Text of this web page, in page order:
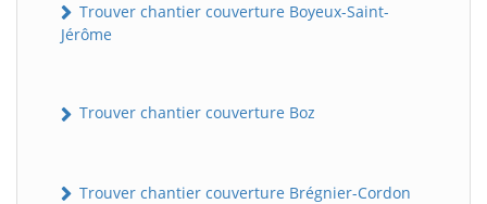
Trouver chantier couverture Boyeux-Saint-
Jérôme
Trouver chantier couverture Boz
Trouver chantier couverture Brégnier-Cordon